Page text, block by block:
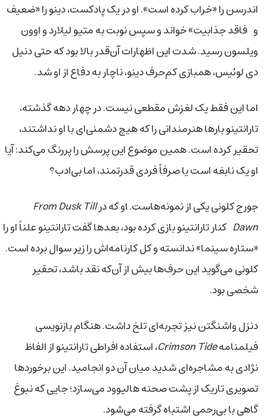
اندرسن را «خراب کرده است». او در یک پادکست، دینو را «ضعیف
و فاقد ‌جذابیت» خواند و سپس نوبت به متیو لیلارد و اوون
ویلسون رسید. شدت این اظهارات آن‌قدر بالا بود که حتی دنیل
دی لوئیس، همبازی کم‌حرف دینو، ناچار به دفاع از او شد.
اما این فقط یک لغزش مقطعی نیست. در چهار دهه گذشته،
تارانتینو بارها هنرمندانی را که هیچ دشمنی‌ای با او نداشتند،
تحقیر کرده است. همین موضوع این پرسش را پررنگ می‌کند: آیا
او یک نابغه است یا صرفاً فردی قدرتمند، اما بی‌ادب؟
جورج کلونی یکی از نمونه‌هاست. او که درFrom Dusk Till
Dawn کنار تارانتینو بازی کرده بود، بعدها گفت تارانتینو علناً او را
«ستاره سینما» ندانسته و کل کارنامه‌اش را زیر سوال برده است.
کلونی می‌گوید این حرف‌ها بیش از آن‌که نقد باشد، تحقیر
شخصی بود.
دنزل واشنگتن نیز تجربه‌ای تلخ داشت. هنگام بازنویسی
فیلمنامهCrimson Tide، استفاده افراطی تارانتینو از الفاظ
نژادی به مشاجره‌ای شدید میان آن دو انجامید. این برخوردها
تصویری تاریک از پشت صحنه هالیوود می‌سازد؛ جایی که نبوغ
گاهی با بی‌رحمی اشتباه گرفته می‌شود.